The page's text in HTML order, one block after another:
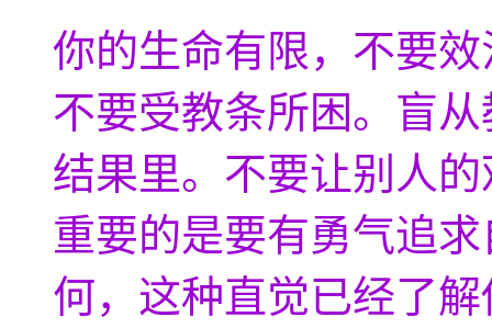
你的生命有限，不要
不要受教条所困。盲
结果里。不要让别人
重要的是要有勇气追
何，这种直觉已经了